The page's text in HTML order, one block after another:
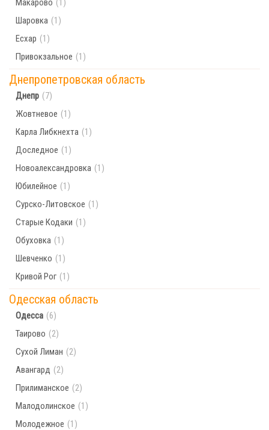
Макарово (1)
Шаровка (1)
Есхар (1)
Привокзальное (1)
Днепропетровская область
Днепр (7)
Жовтневое (1)
Карла Либкнехта (1)
Доследное (1)
Новоалександровка (1)
Юбилейное (1)
Сурско-Литовское (1)
Старые Кодаки (1)
Обуховка (1)
Шевченко (1)
Кривой Рог (1)
Одесская область
Одесса (6)
Таирово (2)
Сухой Лиман (2)
Авангард (2)
Прилиманское (2)
Малодолинское (1)
Молодежное (1)